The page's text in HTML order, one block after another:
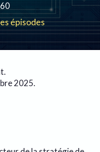
épisodes
2025.